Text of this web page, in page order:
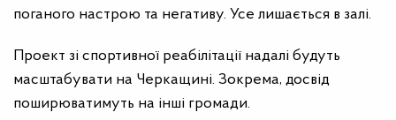
поганого настрою та негативу. Усе лишається в залі.
Проект зі спортивної реабілітації надалі будуть
масштабувати на Черкащині. Зокрема, досвід
поширюватимуть на інші громади.